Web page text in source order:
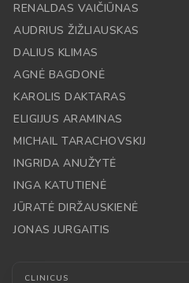
RENALDAS VAIČIŪNAS
AUDRIUS ŽIŽLIAUSKAS
DALIUS KLIMAS
AGNĖ BAGDONĖ
KAROLIS DAKTARAS
ELIGIJUS ARAMINAS
MICHAIL TARACHOVSKIJ
INGRIDA ANUŽYTĖ
INGA KATUTIENĖ
JŪRATĖ DIRŽAUSKIENĖ
JONAS JURGAITIS
CLINICUS